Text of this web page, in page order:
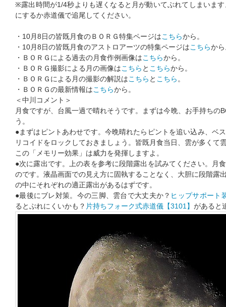
※露出時間が1/4秒よりも遅くなると月が動いてぶれてしまいま
にするか赤道儀で追尾してください。
・10月8日の皆既月食のＢＯＲＧ特集ページはこちらから。
・10月8日の皆既月食のアストロアーツの特集ページはこちらか
・ＢＯＲＧによる過去の月食作例画像はこちらから。
・ＢＯＲＧ撮影による月の画像はこちら と こちらから。
・ＢＯＲＧによる月の撮影の解説はこちら と こちら 。
・ＢＯＲＧの最新情報はこちらから。
＜中川コメント＞
月食ですが、台風一過で晴れそうです。まずは今晩、お手持ちの
う。
●まずはピントあわせです。今晩晴れたらピントを追い込み、ベ
リコイドをロックしておきましょう。皆既月食当日、雲が多くて
この「メモリー効果」は威力を発揮しますよ。
●次に露出です。上の表を参考に段階露出を試みてください。月
のです。液晶画面での見え方に固執することなく、大胆に段階露
の中にそれぞれの適正露出があるはずです。
●最後にブレ対策。今の三脚、雲台で大丈夫か？ ヒップサポート
るとぶれにくいかも？ 片持ちフォーク式赤道儀【3101】 があると